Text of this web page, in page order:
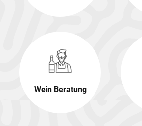
Wein Beratung